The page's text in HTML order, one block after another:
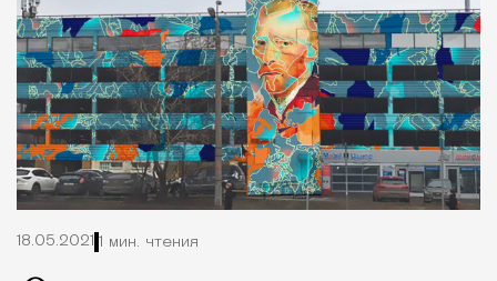
18.05.2021 1 мин. чтения